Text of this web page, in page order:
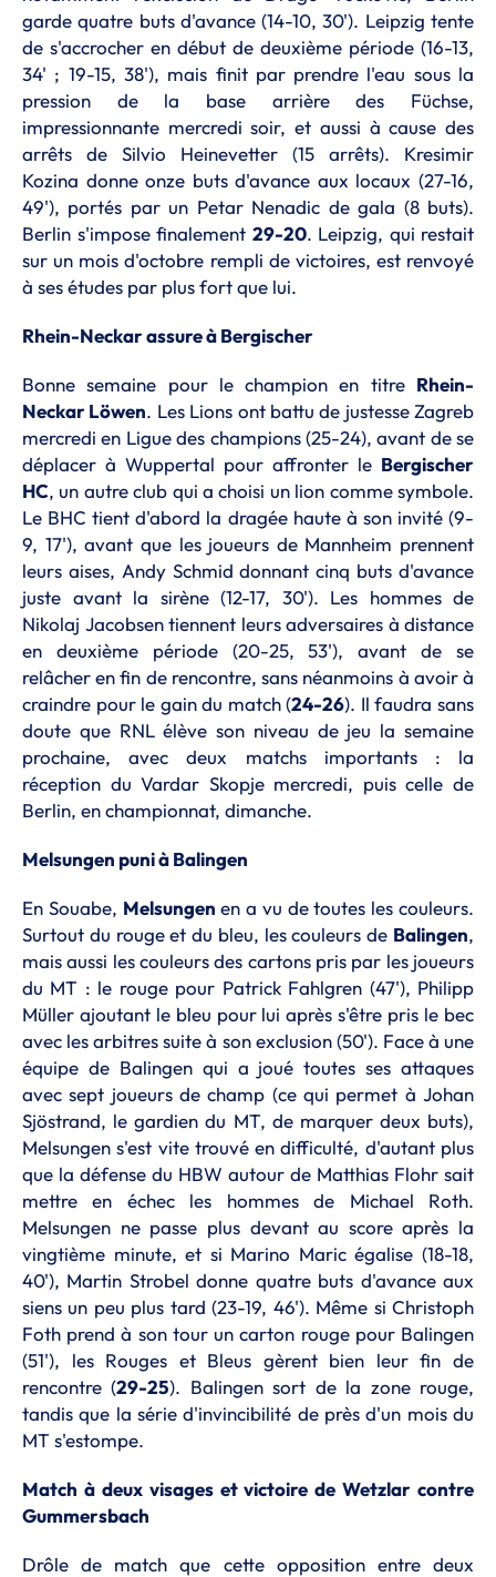
garde quatre buts d'avance (14-10, 30'). Leipzig tente
de s'accrocher en début de deuxième période (16-13,
34' ; 19-15, 38'), mais finit par prendre l'eau sous la
pression de la base arrière des Füchse,
impressionnante mercredi soir, et aussi à cause des
arrêts de Silvio Heinevetter (15 arrêts). Kresimir
Kozina donne onze buts d'avance aux locaux (27-16,
49'), portés par un Petar Nenadic de gala (8 buts).
Berlin s'impose finalement 29-20. Leipzig, qui restait
sur un mois d'octobre rempli de victoires, est renvoyé
à ses études par plus fort que lui.
Rhein-Neckar assure à Bergischer
Bonne semaine pour le champion en titre Rhein-
Neckar Löwen. Les Lions ont battu de justesse Zagreb
mercredi en Ligue des champions (25-24), avant de se
déplacer à Wuppertal pour affronter le Bergischer
HC, un autre club qui a choisi un lion comme symbole.
Le BHC tient d'abord la dragée haute à son invité (9-
9, 17'), avant que les joueurs de Mannheim prennent
leurs aises, Andy Schmid donnant cinq buts d'avance
juste avant la sirène (12-17, 30'). Les hommes de
Nikolaj Jacobsen tiennent leurs adversaires à distance
en deuxième période (20-25, 53'), avant de se
relâcher en fin de rencontre, sans néanmoins à avoir à
craindre pour le gain du match (24-26). Il faudra sans
doute que RNL élève son niveau de jeu la semaine
prochaine, avec deux matchs importants : la
réception du Vardar Skopje mercredi, puis celle de
Berlin, en championnat, dimanche.
Melsungen puni à Balingen
En Souabe, Melsungen en a vu de toutes les couleurs.
Surtout du rouge et du bleu, les couleurs de Balingen,
mais aussi les couleurs des cartons pris par les joueurs
du MT : le rouge pour Patrick Fahlgren (47'), Philipp
Müller ajoutant le bleu pour lui après s'être pris le bec
avec les arbitres suite à son exclusion (50'). Face à une
équipe de Balingen qui a joué toutes ses attaques
avec sept joueurs de champ (ce qui permet à Johan
Sjöstrand, le gardien du MT, de marquer deux buts),
Melsungen s'est vite trouvé en difficulté, d'autant plus
que la défense du HBW autour de Matthias Flohr sait
mettre en échec les hommes de Michael Roth.
Melsungen ne passe plus devant au score après la
vingtième minute, et si Marino Maric égalise (18-18,
40'), Martin Strobel donne quatre buts d'avance aux
siens un peu plus tard (23-19, 46'). Même si Christoph
Foth prend à son tour un carton rouge pour Balingen
(51'), les Rouges et Bleus gèrent bien leur fin de
rencontre (29-25). Balingen sort de la zone rouge,
tandis que la série d'invincibilité de près d'un mois du
MT s'estompe.
Match à deux visages et victoire de Wetzlar contre
Gummersbach
Drôle de match que cette opposition entre deux